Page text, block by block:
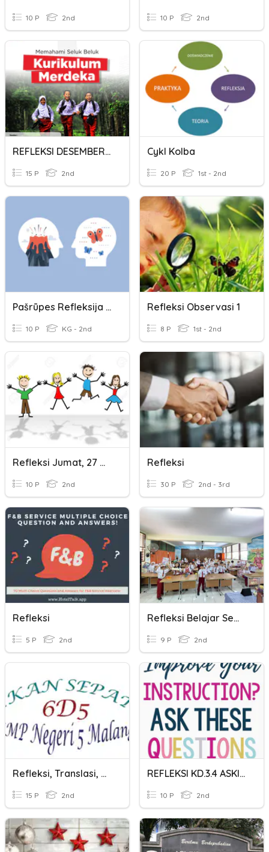
10 P 2nd 10 P 2nd
REFLEKSI DESEMBER 2022
15 P 2nd
Cykl Kolba
20 P 1st - 2nd
Pašrūpes Refleksija ( Stesa Mazināšanas )
10 P KG - 2nd
Refleksi Observasi 1
8 P 1st - 2nd
Refleksi Jumat, 27 Maret
10 P 2nd
Refleksi
30 P 2nd - 3rd
Refleksi
5 P 2nd
Refleksi Belajar Semester 1
9 P 2nd
Refleksi, Translasi, Rotasi, Dan Dilatasi
15 P 2nd
REFLEKSI KD.3.4 ASKING INSTRUCTION
10 P 2nd